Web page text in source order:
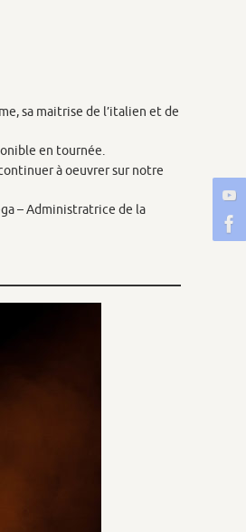
sa maitrise de l’italien et de
en tournée.
à oeuvrer sur notre
– Administratrice de la